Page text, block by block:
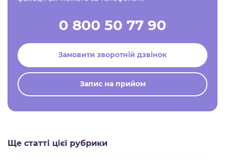
0 800 50 77 90
Замовити зворотній дзвінок
Запис на прийом
Ще статті цієї рубрики